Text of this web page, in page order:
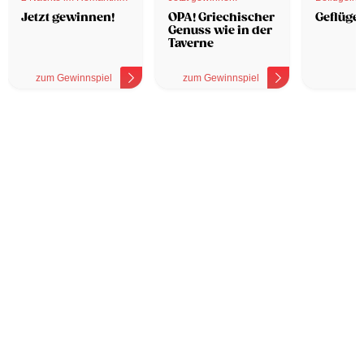
Hotel
Jetzt gewinnen!
zum Gewinnspiel
OPA! Griechischer
Genuss wie in der
Taverne
zum Gewinnspiel